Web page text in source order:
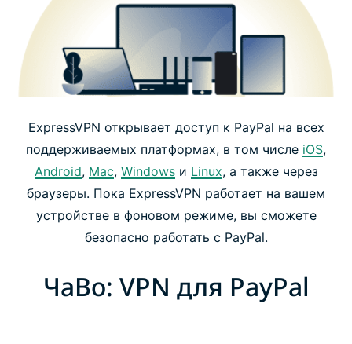
ExpressVPN открывает доступ к PayPal на всех
поддерживаемых платформах, в том числе iOS,
Android, Mac, Windowsи Linux, а также через
браузеры. Пока ExpressVPN работает на вашем
устройстве в фоновом режиме, вы сможете
безопасно работать с PayPal.
ЧаВо: VPN для PayPal